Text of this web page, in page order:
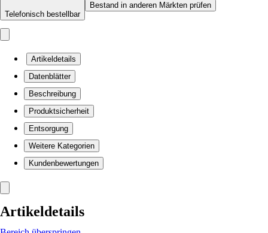
Telefonisch bestellbar
Bestand in anderen Märkten prüfen
Artikeldetails
Datenblätter
Beschreibung
Produktsicherheit
Entsorgung
Weitere Kategorien
Kundenbewertungen
Artikeldetails